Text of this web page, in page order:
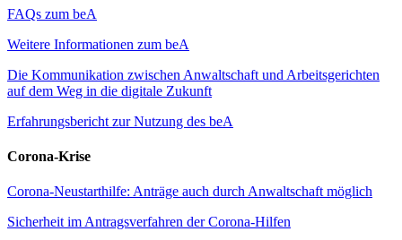
FAQs zum beA
Weitere Informationen zum beA
Die Kommunikation zwischen Anwaltschaft und Arbeitsgerichten
auf dem Weg in die digitale Zukunft
Erfahrungsbericht zur Nutzung des beA
Corona-Krise
Corona-Neustarthilfe: Anträge auch durch Anwaltschaft möglich
Sicherheit im Antragsverfahren der Corona-Hilfen